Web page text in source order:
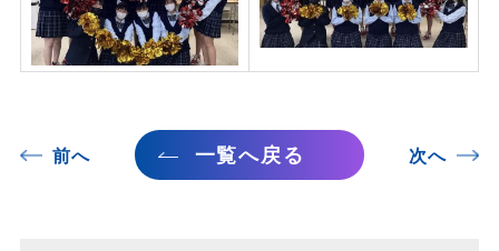
前へ 次へ
一覧へ戻る